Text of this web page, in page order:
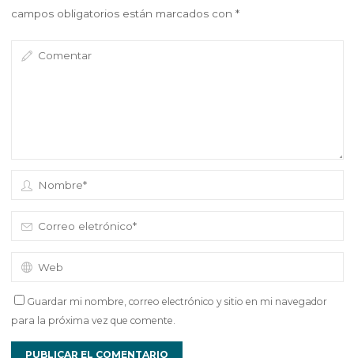
campos obligatorios están marcados con *
Guardar mi nombre, correo electrónico y sitio en mi navegador
para la próxima vez que comente.